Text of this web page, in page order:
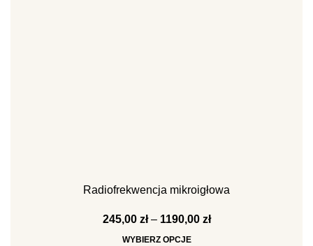
Radiofrekwencja mikroigłowa
245,00 zł– 1190,00 zł
WYBIERZ OPCJE